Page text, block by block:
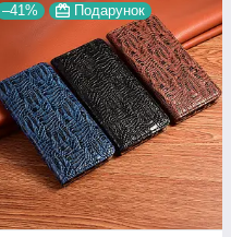
–41% Подарунок